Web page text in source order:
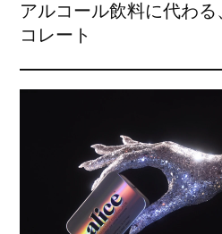
アルコール飲料に代わ
コレート